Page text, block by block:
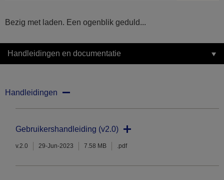
Bezig met laden. Een ogenblik geduld...
Handleidingen en documentatie
Handleidingen
Gebruikershandleiding (v2.0)
v.2.0 29-Jun-2023 7.58 MB .pdf